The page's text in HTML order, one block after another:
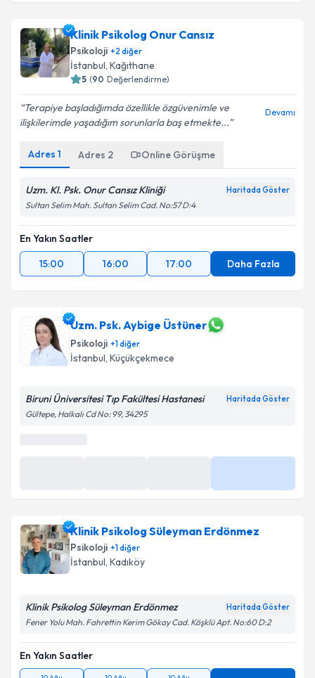
Klinik Psikolog Onur Cansız
Psikoloji +2 diğer
İstanbul, Kağıthane
5 (90 Değerlendirme)
Terapiye başladığımda özellikle özgüvenimle ve
ilişkilerimde yaşadığım sorunlarla baş etmekte...
Devamı
Adres 1 Adres 2 Online Görüşme
Uzm. Kl. Psk. Onur Cansız Kliniği Haritada Göster
Sultan Selim Mah. Sultan Selim Cad. No:57 D:4
En Yakın Saatler
15:00
16:00 17:00 Daha Fazla
Uzm. Psk. Aybige Üstüner
Psikoloji +1diğer
İstanbul, Küçükçekmece
Biruni Üniversitesi Tıp Fakültesi Hastanesi Haritada Göster
Gültepe, Halkalı Cd No: 99, 34295
Klinik Psikolog Süleyman Erdönmez
Psikoloji diğer
İstanbul, Kadıköy
Klinik Psikolog Süleyman Erdönmez
Fener Yolu Mah. Fahrettin Kerim Gökay Cad. Köşklü Apt. No:60 D:2
En Yakın Saatler